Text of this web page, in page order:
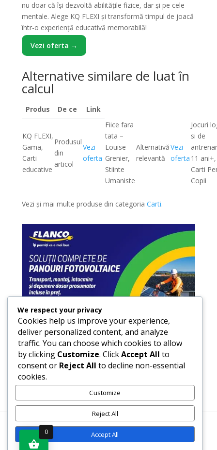
nu doar că își dezvoltă abilitățile fizice, dar și pe cele
mentale. Alege KQ FLEXI și transformă timpul de joacă
într-o experiență educativă memorabilă!
Vezi oferta →
Alternative similare de luat în
calcul
Produs De ce Link
KQ FLEXI,
Gama,
Carti
educative
Produsul
din
articol
Vezi
oferta
Fiice fara
tata –
Louise
Grenier,
Stiinte
Umaniste
Alternativă
relevantă
Vezi
oferta
Jocuri
si de
11 ani+,
Carti
Copii
Vezi și mai multe produse din categoria Carti.
Termeni, Condiții & Protecția Datelor (GDPR)
WWW.RECENZII-CARTI.RO ©2026 TOATE DREPTURILE
REZERVATE
We respect your privacy
Cookies help us improve your experience,
deliver personalized content, and analyze
traffic. You can choose which cookies to allow
by clicking Customize. ClickAccept All to
consent or Reject All to decline non-essential
cookies.
Customize
Reject All
Accept All
0